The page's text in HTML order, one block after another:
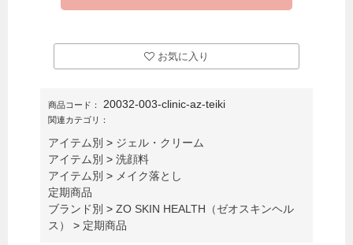
お気に入り
商品コード： 20032-003-clinic-az-teiki
関連カテゴリ：
アイテム別 > ジェル・クリーム
アイテム別 >洗顔料
アイテム別 > メイク落とし
定期商品
ブランド別 >ZO SKIN HEALTH（ゼオスキンヘル
ス）
> 定期商品